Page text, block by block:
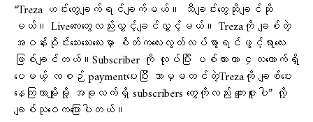
“Treza ဟင်းတွေချက်ရင်ချက်မယ်။ သီချင်းတွေဆိုချင်ဆို
မယ်။ Liveလေးတွေလည်းလွှင့်ချင်လွှင့်မယ်။ Trezaကို ချစ်တဲ့
အဝန်းဝိုင်းသေးသေးလေးမှာ စိတ်ကလေးလွတ်လပ်စွာရင်ဖွင့်ရာလေး
ဖြစ်ချင်တယ်။Subscriber ကို လုပ်ပြီး ပစ်ထားတာ ၄လလောက်ရှိ
ပေမယ့် လစဉ် paymentပေးပြီး ဘာမှမတင်တဲ့Trezaကို ချစ်ပေး
နေကြတာမျိုးမို့ အခုလက်ရှိ subscribers တွေကိုလည်း ကျေးဇူးပါ” လို့
ချစ်သုဝေကပြောပါတယ်။